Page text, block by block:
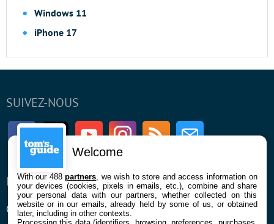
Windows 11
iPhone 17
SUIVEZ-NOUS
FacebookTwitter Youtube InstagramRSS Newsletter
ENTREPRISE
Qui sommes nous
À PROPOS
La rédaction
Welcome
With our 488partners , we wish to store and access information on
your devices (cookies, pixels in emails, etc.), combine and share
your personal data with our partners, whether collected on this
website or in our emails, already held by some of us, or obtained
later, including in other contexts.
Processing this data (identifiers, browsing, preferences, purchases,